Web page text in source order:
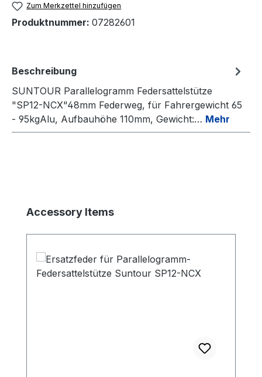
Zum Merkzettel hinzufügen
Produktnummer: 07282601
Beschreibung
SUNTOUR Parallelogramm Federsattelstütze
"SP12-NCX"48mm Federweg, für Fahrergewicht 65
- 95kgAlu, Aufbauhöhe 110mm, Gewicht:… Mehr
Produktgalerie überspringen
Accessory Items